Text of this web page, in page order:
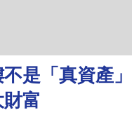
理
財
商
是「真資產
富